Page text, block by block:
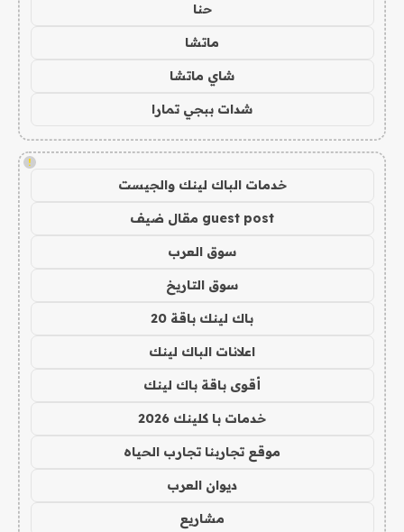
حنا
ماتشا
شاي ماتشا
شدات ببجي تمارا
!
خدمات الباك لينك والجيست
guest post مقال ضيف
سوق العرب
سوق التاريخ
باك لينك باقة 20
اعلانات الباك لينك
أقوى باقة باك لينك
خدمات با كلينك 2026
موقع تجاربنا تجارب الحياه
ديوان العرب
مشاريع